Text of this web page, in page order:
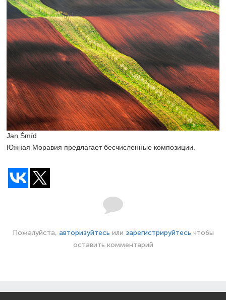
Jan Šmíd
Южная Моравия предлагает бесчисленные композиции.
Пожалуйста, авторизуйтесь или зарегистрируйтесь чтобы
оставить комментарий